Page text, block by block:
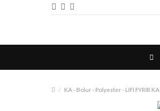
KA - Bolur - Polyester - LIFI FYRIR KA